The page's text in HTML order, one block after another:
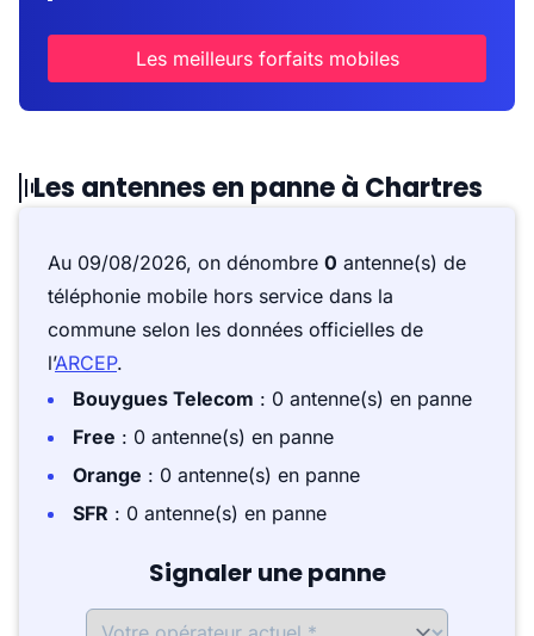
Les meilleurs forfaits mobiles
Les antennes en panne à Chartres
Au 09/08/2026, on dénombre 0 antenne(s) de
téléphonie mobile hors service dans la
commune selon les données officielles de
l’ARCEP.
Bouygues Telecom : 0 antenne(s) en panne
Free : 0 antenne(s) en panne
Orange : 0 antenne(s) en panne
SFR : 0 antenne(s) en panne
Signaler une panne